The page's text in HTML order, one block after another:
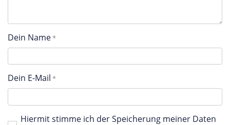
Dein Name
Dein E-Mail
Hiermit stimme ich der Speicherung meiner Daten